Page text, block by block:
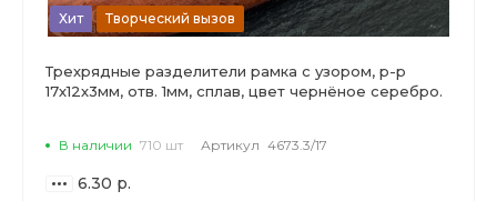
Хит Творческий вызов
Трехрядные разделители рамка с узором, р-р
17х12х3мм, отв. 1мм, сплав, цвет чернёное серебро.
В наличии 710 шт Артикул 4673.3/17
6.30 р.